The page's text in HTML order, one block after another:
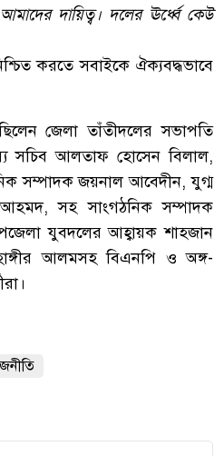
দায়িত্ব। দলের ঊর্ধ্বে কেউ
করতে সবাইকে ঐক্যবদ্ধভাবে
জেলা তাঁতীদলের সভাপতি
সচিব আলতাফ হোসেন বিলাল,
সম্পাদক জয়নাল আবেদীন, যুগ্ম
সহ সাংগঠনিক সম্পাদক
যুবদলের আহ্বায়ক শাহজান
আলমসহ বিএনপি ও অঙ্গ-